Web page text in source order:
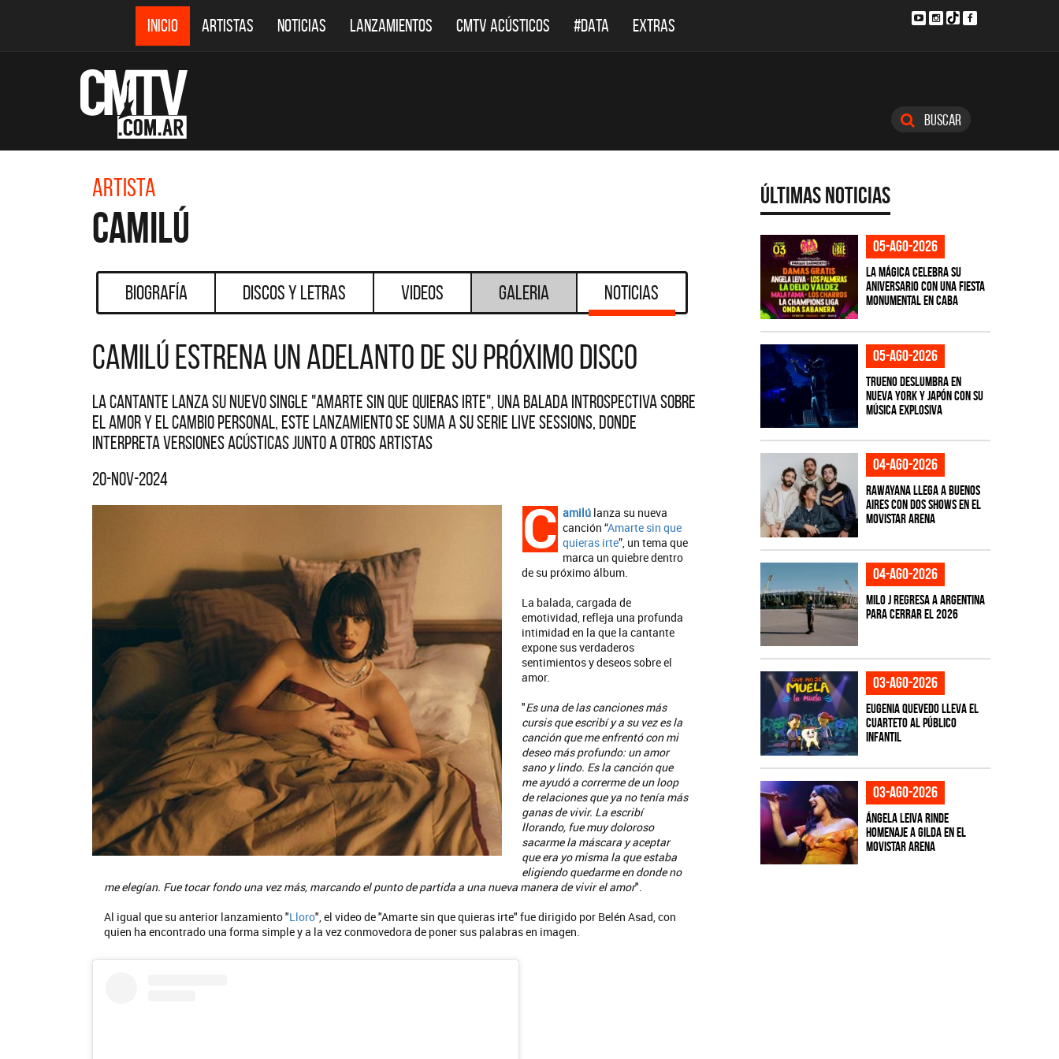
INICIO ARTISTAS NOTICIAS LANZAMIENTOS CMTV ACÚSTICOS #DATA EXTRAS
Buscar
Artista
Camilú
Biografía Discos y Letras Videos Galeria Noticias
Camilú estrena un adelanto de su próximo disco
La cantante lanza su nuevo single "Amarte sin que quieras irte", una balada introspectiva sobre
el amor y el cambio personal, este lanzamiento se suma a su serie Live Sessions, donde
interpreta versiones acústicas junto a otros artistas
20-nov-2024
C amilú lanza su nueva
canción “Amarte sin que
quieras irte”, un tema que
marca un quiebre dentro
de su próximo álbum.
La balada, cargada de
emotividad, refleja una profunda
intimidad en la que la cantante
expone sus verdaderos
sentimientos y deseos sobre el
amor.
"Es una de las canciones más
cursis que escribí y a su vez es la
canción que me enfrentó con mi
deseo más profundo: un amor
sano y lindo. Es la canción que
me ayudó a correrme de un loop
de relaciones que ya no tenía más
ganas de vivir. La escribí
llorando, fue muy doloroso
sacarme la máscara y aceptar
que era yo misma la que estaba
eligiendo quedarme en donde no
me elegían. Fue tocar fondo una vez más, marcando el punto de partida a una nueva manera de vivir el amor".
Al igual que su anterior lanzamiento "Lloro", el video de "Amarte sin que quieras irte" fue dirigido por Belén Asad, con
quien ha encontrado una forma simple y a la vez conmovedora de poner sus palabras en imagen.
Últimas Noticias
05-ago-2026
La Mágica celebra su
aniversario con una fiesta
monumental en CABA
05-ago-2026
TRUENO deslumbra en
Nueva York y Japón con su
música explosiva
04-ago-2026
Rawayana llega a Buenos
Aires con dos shows en el
Movistar Arena
04-ago-2026
Milo J regresa a Argentina
para cerrar el 2026
03-ago-2026
Eugenia Quevedo lleva el
cuarteto al público
infantil
03-ago-2026
Ángela Leiva rinde
homenaje a Gilda en el
Movistar Arena